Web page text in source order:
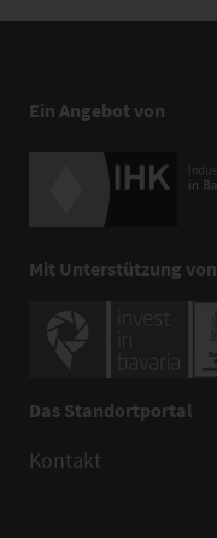
Ein Angebot von
Mit Unterstützung von
Das Standortportal
Kontakt